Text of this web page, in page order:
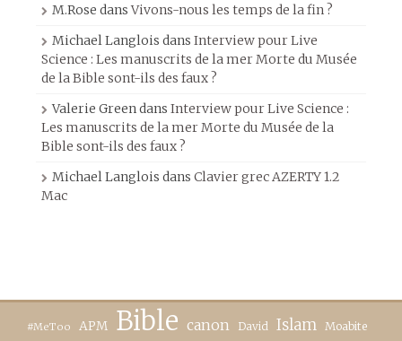
M.Rose dansVivons-nous les temps de la fin ?
Michael Langlois dans Interview pour Live
Science : Les manuscrits de la mer Morte du Musée
de la Bible sont-ils des faux ?
Valerie Greendans Interview pour Live Science :
Les manuscrits de la mer Morte du Musée de la
Bible sont-ils des faux ?
Michael Langlois dans Clavier grec AZERTY 1.2
Mac
#MeToo APM Bible canon David Islam Moabite